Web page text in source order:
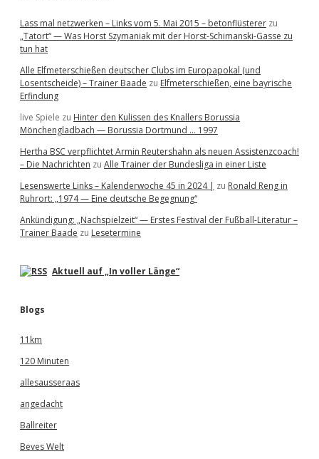
Lass mal netzwerken – Links vom 5. Mai 2015 – betonflüsterer zu
„Tatort“ — Was Horst Szymaniak mit der Horst-Schimanski-Gasse zu
tun hat
Alle Elfmeterschießen deutscher Clubs im Europapokal (und
Losentscheide) – Trainer Baade zu Elfmeterschießen, eine bayrische
Erfindung
live Spiele zu Hinter den Kulissen des Knallers Borussia
Mönchengladbach — Borussia Dortmund … 1997
Hertha BSC verpflichtet Armin Reutershahn als neuen Assistenzcoach!
– Die Nachrichten zu Alle Trainer der Bundesliga in einer Liste
Lesenswerte Links – Kalenderwoche 45 in 2024 | zu Ronald Reng in
Ruhrort: „1974 — Eine deutsche Begegnung“
Ankündigung: „Nachspielzeit“ — Erstes Festival der Fußball-Literatur –
Trainer Baade zu Lesetermine
Aktuell auf „In voller Länge“
Blogs
11km
120 Minuten
allesausseraas
angedacht
Ballreiter
Beves Welt